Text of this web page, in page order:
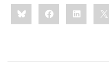
Share
this:BlueskyFacebookLinkedIn